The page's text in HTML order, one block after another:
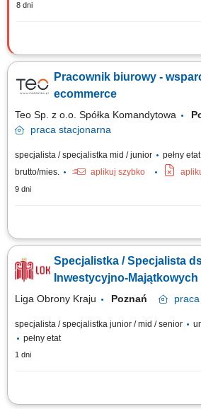
8 dni
Twój zakres obowiązków Tworzenie i
social media) Profesjonalny dobór rozwiązań w
Realizacja wyznaczonych celów
Pracownik biurowy -
ecommerce
Teo Sp. z o.o. Spółka Komandytowa
praca stacjonarna
specjalista / specjalistka mid / junior pełny etat
brutto/mies.
aplikuj szybko
9 dni
wystawianie i edycja produktów w sklepie oraz
wyszukiwanie informacji o produktach
telefoniczny z dostawcami lub klientami; pomoc
Specjalistka / Specjalista
Inwestycyjno-Majątkowych
Liga Obrony Kraju Poznań praca
specjalista / specjalistka junior / mid / senior
pełny etat
1 dni
Główne obowiązki: Prowadzenie spraw